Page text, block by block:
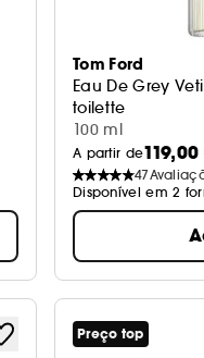
Tom Ford
Eau De Grey Vetiver
toilette
100 ml
A partir de
47
Disponível em 2
Preço top